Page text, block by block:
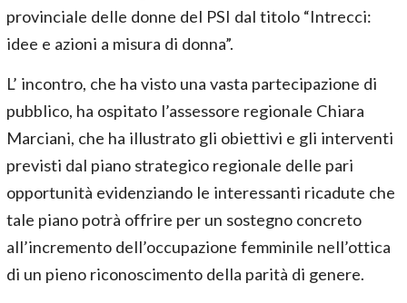
provinciale delle donne del PSI dal titolo “Intrecci:
idee e azioni a misura di donna”.
L’ incontro, che ha visto una vasta partecipazione di
pubblico, ha ospitato l’assessore regionale Chiara
Marciani, che ha illustrato gli obiettivi e gli interventi
previsti dal piano strategico regionale delle pari
opportunità evidenziando le interessanti ricadute che
tale piano potrà offrire per un sostegno concreto
all’incremento dell’occupazione femminile nell’ottica
di un pieno riconoscimento della parità di genere.